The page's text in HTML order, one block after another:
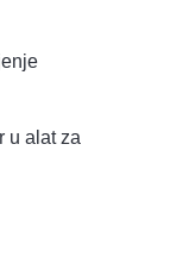
u alat za